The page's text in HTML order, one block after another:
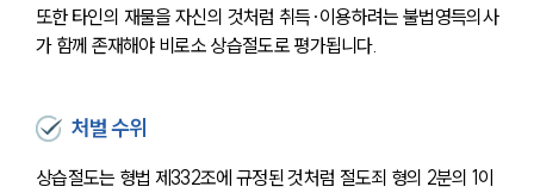
언론보도
공지사항
법률 블로그
또한 타인의 재물을 자신의 것처럼 취득·이용하려는 불법영득의사
가 함께 존재해야 비로소 상습절도로 평가됩니다.
처벌 수위
상습절도는 형법 제332조에 규정된 것처럼 절도죄 형의 2분의 1이